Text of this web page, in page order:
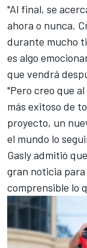
"Al final, se
ahora o nunca.
durante mucho
es algo
que vendrá
"Pero creo que
más exitoso de
proyecto, un
el mundo lo
Gasly admitió
gran noticia para
comprensible lo